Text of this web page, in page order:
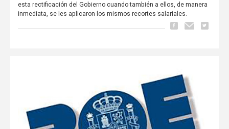
esta rectificación del Gobierno cuando también a ellos, de manera
inmediata, se les aplicaron los mismos recortes salariales.